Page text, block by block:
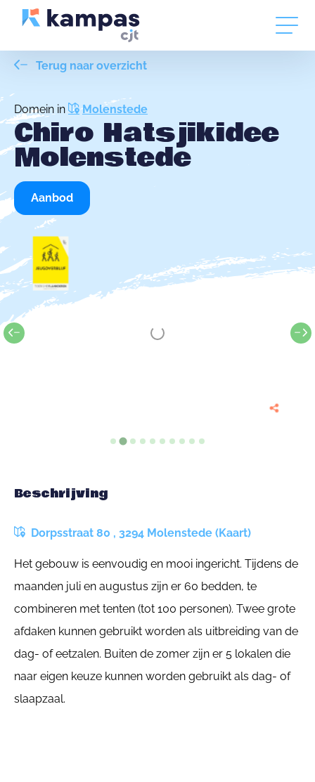
Terug naar overzicht
Domein in Molenstede
Chiro Hatsjikidee
Molenstede
Aanbod
Beschrijving
Dorpsstraat 80 , 3294 Molenstede (Kaart)
Het gebouw is eenvoudig en mooi ingericht. Tijdens de
maanden juli en augustus zijn er 60 bedden, te
combineren met tenten (tot 100 personen). Twee grote
afdaken kunnen gebruikt worden als uitbreiding van de
dag- of eetzalen. Buiten de zomer zijn er 5 lokalen die
naar eigen keuze kunnen worden gebruikt als dag- of
slaapzaal.